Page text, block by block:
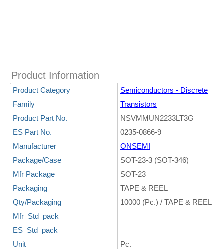
Product Information
Product Category
Semiconductors - Discrete
Family
Transistors
Product Part No.
NSVMMUN2233LT3G
ES Part No.
0235-0866-9
Manufacturer
ONSEMI
Package/Case
SOT-23-3 (SOT-346)
Mfr Package
SOT-23
Packaging
TAPE & REEL
Qty/Packaging
10000 (Pc.) / TAPE & REEL
Mfr_Std_pack
ES_Std_pack
Unit
Pc.